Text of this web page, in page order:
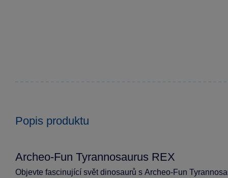
Popis produktu
Archeo-Fun Tyrannosaurus REX
Objevte fascinující svět dinosaurů s Archeo-Fun